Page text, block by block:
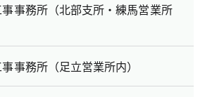
事務所（北部支所・練馬営業所
事務所（足立営業所内）